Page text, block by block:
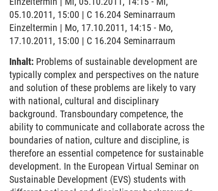
05.10.2011, 15:00 | C 16.204 Seminarraum
Einzeltermin | Mo, 17.10.2011, 14:15 - Mo,
17.10.2011, 15:00 | C 16.204 Seminarraum
Inhalt: Problems of sustainable development are
typically complex and perspectives on the nature
and solution of these problems are likely to vary
with national, cultural and disciplinary
background. Transboundary competence, the
ability to communicate and collaborate across the
boundaries of nation, culture and discipline, is
therefore an essential competence for sustainable
development. In the European Virtual Seminar on
Sustainable Development (EVS) students with